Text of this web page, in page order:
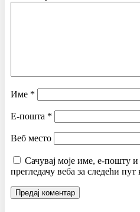
Име *
Е-пошта *
Веб место
Сачувај моје име, е-пошту
прегледачу веба за следећи